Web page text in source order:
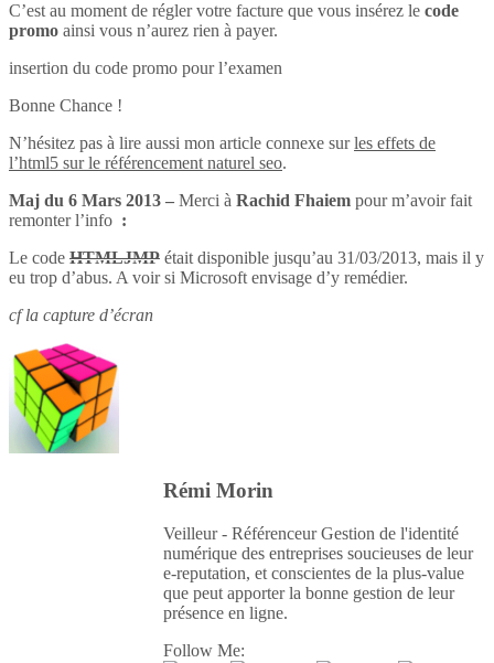
C’est au moment de régler votre facture que vous insérez le code
promo ainsi vous n’aurez rien à payer.
insertion du code promo pour l’examen
Bonne Chance !
N’hésitez pas à lire aussi mon article connexe surles effets de
l’html5 sur le référencement naturel seo.
Maj du 6 Mars 2013 – Merci à Rachid Fhaiem pour m’avoir fait
remonter l’info :
Le code HTMLJMP était disponible jusqu’au 31/03/2013, mais il y
eu trop d’abus. A voir si Microsoft envisage d’y remédier.
cf la capture d’écran
Rémi Morin
Veilleur - Référenceur Gestion de l'identité
numérique des entreprises soucieuses de leur
e-reputation, et conscientes de la plus-value
que peut apporter la bonne gestion de leur
présence en ligne.
Follow Me: